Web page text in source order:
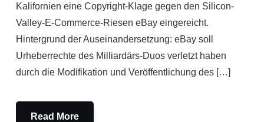
Kalifornien eine Copyright-Klage gegen den Silicon-
Valley-E-Commerce-Riesen eBay eingereicht.
Hintergrund der Auseinandersetzung: eBay soll
Urheberrechte des Milliardärs-Duos verletzt haben
durch die Modifikation und Veröffentlichung des […]
Read More